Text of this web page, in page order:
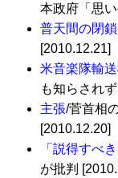
本政府「思
普天間の閉
[2010.12.21]
米音楽隊輸
も知らされ
主張/菅首相
[2010.12.20]
「説得すべ
が批判